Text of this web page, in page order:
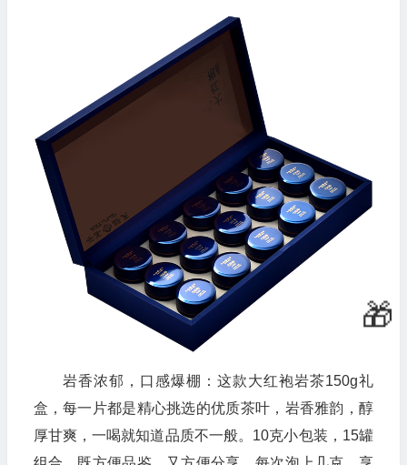
岩香浓郁，口感爆棚：这款大红袍岩茶150g礼
盒，每一片都是精心挑选的优质茶叶，岩香雅韵，醇
厚甘爽，一喝就知道品质不一般。10克小包装，15罐